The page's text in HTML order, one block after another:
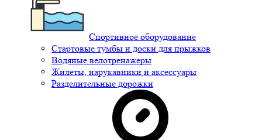
Спортивное оборудование
Стартовые тумбы и доски для прыжков
Водяные велотренажеры
Жилеты, нарукавники и аксессуары
Разделительные дорожки